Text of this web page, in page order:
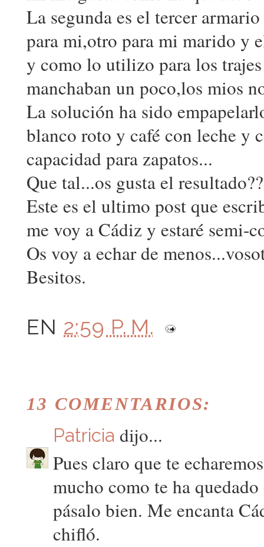
La segunda es el tercer
para mi,otro para mi marido y
y como lo utilizo para los
manchaban un poco,los mios
La solución ha sido
blanco roto y café con leche y
capacidad para zapatos...
Que tal...os gusta el
Este es el ultimo post que
me voy a Cádiz y estaré semi-
Os voy a echar de
Besitos.
EN 2:59 P. M.
13 COMENTARIOS:
Patricia dijo...
Pues claro que te
mucho como te ha
pásalo bien. Me encanta
chifló.